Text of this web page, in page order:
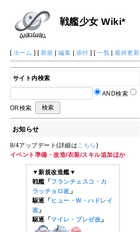
戦艦少女 Wiki*
[ ホーム ] [ 新規 |編集 | 添付 ] [一覧 |最終更新
サイト内検索
AND検索
OR検索
お知らせ
8/4アップデート(詳細はこちら )
イベント準備・改造/衣装/スキル追加ほか
▼新規改造艦▼
戦艦「フランチェスコ・カ
ラッチョロ改 」
駆逐「ヒュー・W・ハドレイ
改 」
駆逐「マイレ・ブレゼ改 」